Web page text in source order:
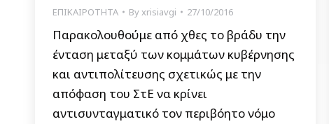
ΕΠΙΚΑΙΡΟΤΗΤΑ Byxrisiavgi 27/10/2016
Παρακολουθούμε από χθες το βράδυ την
ένταση μεταξύ των κομμάτων κυβέρνησης
και αντιπολίτευσης σχετικώς με την
απόφαση του ΣτΕ να κρίνει
αντισυνταγματικό τον περιβόητο νόμο